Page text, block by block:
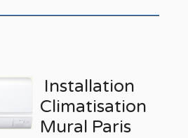
Installation
Climatisation
Mural Paris